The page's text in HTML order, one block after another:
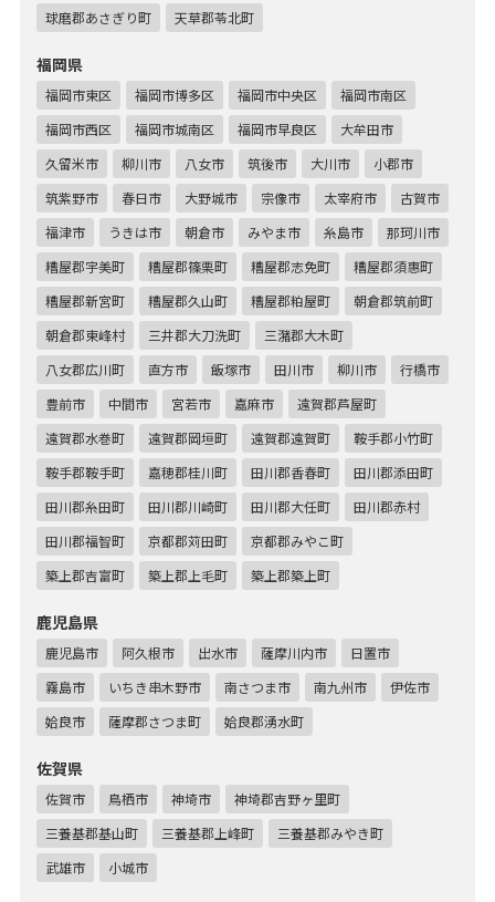
球磨郡あさぎり町 天草郡苓北町
福岡県
福岡市東区 福岡市博多区 福岡市中央区
福岡市南区
福岡市西区
福岡市城南区 福岡市早良区
大牟田市
久留米市
柳川市 八女市 筑後市 大川市
小郡市
筑紫野市
春日市 大野城市 宗像市 太宰府市
古賀市
福津市
うきは市 朝倉市 みやま市 糸島市
那珂川市
糟屋郡宇美町
糟屋郡篠栗町 糟屋郡志免町
糟屋郡須惠町
糟屋郡新宮町
糟屋郡久山町 糟屋郡粕屋町
朝倉郡筑前町
朝倉郡東峰村
三井郡大刀洗町
三潴郡大木町
八女郡広川町
直方市 飯塚市 田川市 柳川市
行橋市
豊前市
中間市 宮若市 嘉麻市
遠賀郡芦屋町
遠賀郡水巻町
遠賀郡岡垣町 遠賀郡遠賀町
鞍手郡小竹町
鞍手郡鞍手町
嘉穂郡桂川町 田川郡香春町
田川郡添田町
田川郡糸田町
田川郡川崎町 田川郡大任町
田川郡赤村
田川郡福智町
京都郡苅田町
京都郡みやこ町
築上郡吉富町
築上郡上毛町 築上郡築上町
鹿児島県
鹿児島市 阿久根市 出水市 薩摩川内市
日置市
霧島市
いちき串木野市 南さつま市 南九州市
伊佐市
姶良市
薩摩郡さつま町 姶良郡湧水町
佐賀県
佐賀市 鳥栖市 神埼市
神埼郡吉野ヶ里町
三養基郡基山町
三養基郡上峰町
三養基郡みやき町
武雄市
小城市